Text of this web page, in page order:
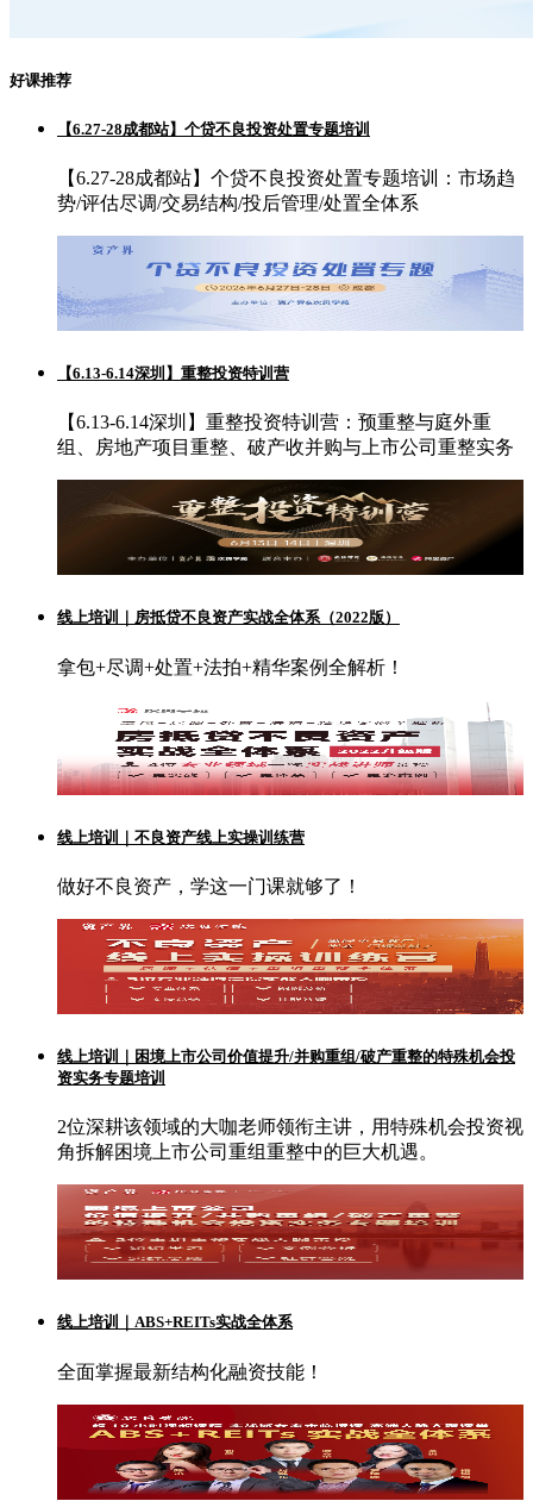
好课推荐
【6.27-28成都站】个贷不良投资处置专题培训
【6.27-28成都站】个贷不良投资处置专题培训：市场趋
势/评估尽调/交易结构/投后管理/处置全体系
【6.13-6.14深圳】重整投资特训营
【6.13-6.14深圳】重整投资特训营：预重整与庭外重
组、房地产项目重整、破产收并购与上市公司重整实务
线上培训｜房抵贷不良资产实战全体系（2022版）
拿包+尽调+处置+法拍+精华案例全解析！
线上培训｜不良资产线上实操训练营
做好不良资产，学这一门课就够了！
线上培训｜困境上市公司价值提升/并购重组/破产重整的特殊机会投
资实务专题培训
2位深耕该领域的大咖老师领衔主讲，用特殊机会投资视
角拆解困境上市公司重组重整中的巨大机遇。
线上培训｜ABS+REITs实战全体系
全面掌握最新结构化融资技能！